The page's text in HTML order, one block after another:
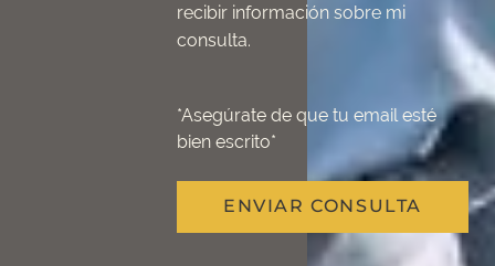
recibir información sobre mi
consulta.
*Asegúrate de que tu email esté
bien escrito*
ENVIAR CONSULTA